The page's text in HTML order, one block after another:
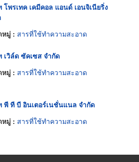
โพรเทค เคมีคอล แอนด์ เอนจิเนียริ่ง
หมู่ : สารที่ใช้ทำความสะอาด
เวิล์ด ซัคเซส จำกัด
หมู่ : สารที่ใช้ทำความสะอาด
พี ที บี อินเตอร์เนชั่นแนล จำกัด
หมู่ : สารที่ใช้ทำความสะอาด